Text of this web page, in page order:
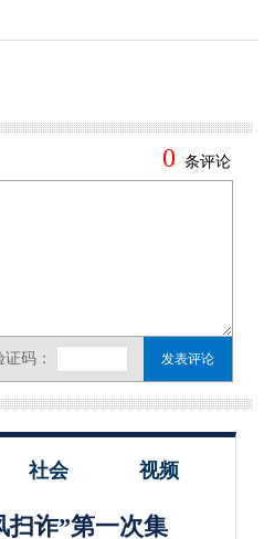
社会 视频
扫诈”第一次集